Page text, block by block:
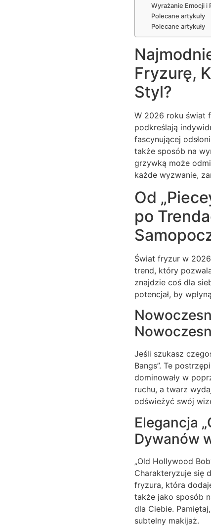
Wyrażanie Emocji i
Polecane artykuły
Polecane artykuły
Fryzurę,
Styl?
W 2026 roku świat
podkreślają
fascynującej
także sposób na
grzywką może
każde wyzwanie,
Od
po
Świat fryzur w
trend, który
znajdzie coś dla
potencjał, by
Jeśli szukasz
Bangs”. Te
dominowały w
ruchu, a twarz
odświeżyć swój
Elegancja
Dywanów
„Old Hollywood
Charakteryzuje się
fryzura, która
także jako sposób
dla Ciebie.
subtelny makijaż.